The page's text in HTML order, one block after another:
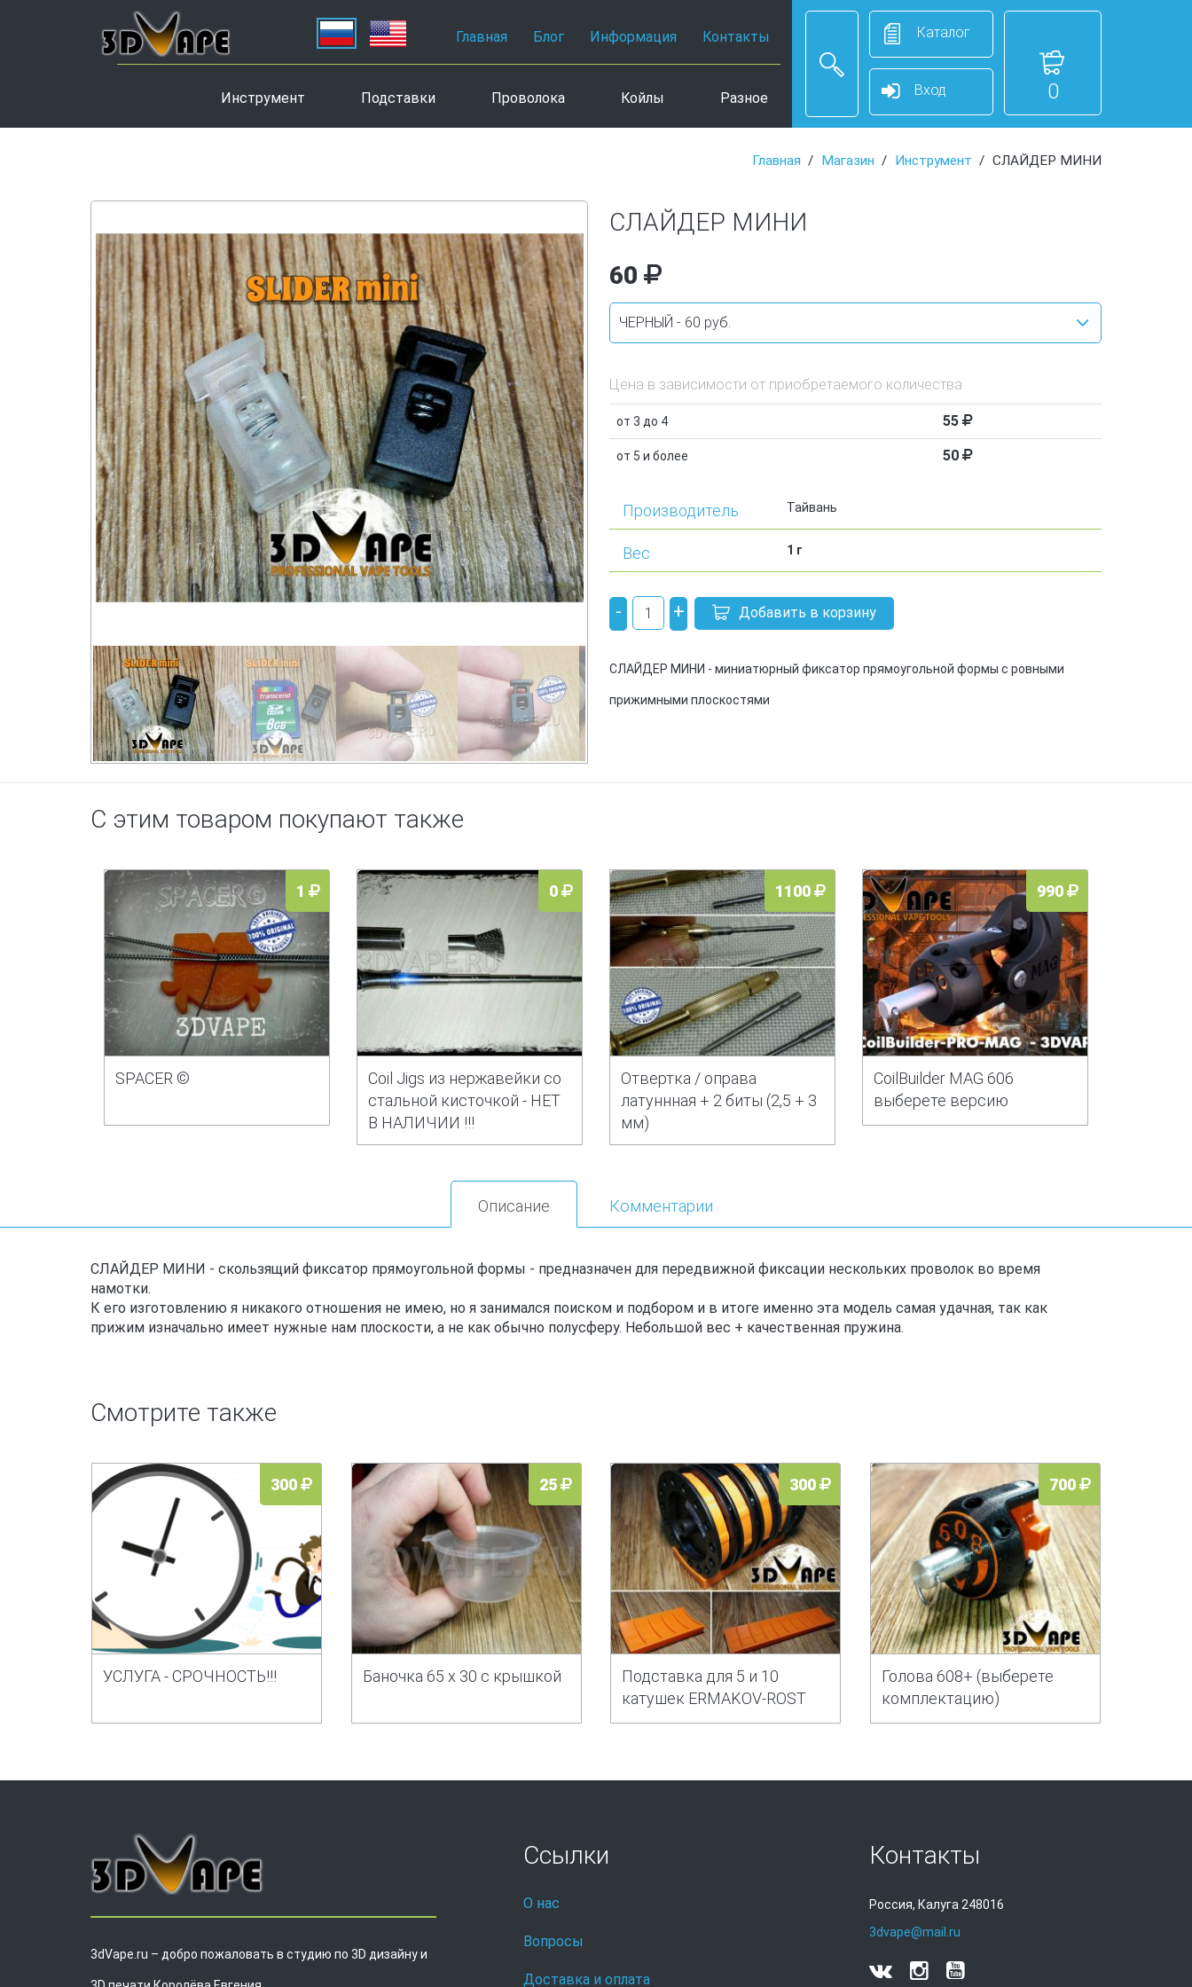
Главная Блог Информация Контакты
Инструмент Подставки Проволока Койлы Разное
Каталог
Вход 0
Главная Магазин Инструмент СЛАЙДЕР МИНИ
СЛАЙДЕР МИНИ
60
Цена в зависимости от приобретаемого количества
от 3 до 4 55
от 5 и более 50
Производитель Тайвань
Вес 1 г
- + Добавить в корзину
СЛАЙДЕР МИНИ - миниатюрный фиксатор прямоугольной формы с ровными
прижимными плоскостями
С этим товаром покупают также
1
SPACER ©
0
Coil Jigs из нержавейки со
стальной кисточкой - НЕТ
В НАЛИЧИИ !!!
1100
Отвертка / оправа
латуннная + 2 биты (2,5 + 3
мм)
990
CoilBuilder MAG 606
выберете версию
Описание Комментарии
СЛАЙДЕР МИНИ - скользящий фиксатор прямоугольной формы - предназначен для передвижной фиксации нескольких проволок во время
намотки.
К его изготовлению я никакого отношения не имею, но я занимался поиском и подбором и в итоге именно эта модель самая удачная, так как
прижим изначально имеет нужные нам плоскости, а не как обычно полусферу. Небольшой вес + качественная пружина.
Смотрите также
300
УСЛУГА - СРОЧНОСТЬ!!!
25
Баночка 65 х 30 с крышкой
300
Подставка для 5 и 10
катушек ERMAKOV-ROST
700
Голова 608+ (выберете
комплектацию)
3dVape.ru – добро пожаловать в студию по 3D дизайну и
Ссылки
О нас
Вопросы
Доставка и оплата
Контакты
Россия, Калуга 248016
3dvape@mail.ru